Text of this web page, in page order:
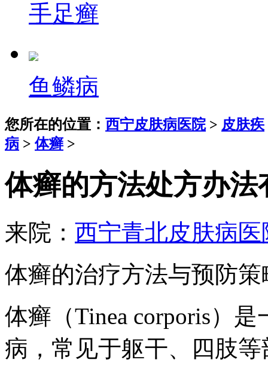
手足癣
鱼鳞病
您所在的位置： 西宁皮肤病医院> 皮肤疾
病 >体癣 >
体癣的方法处方办法
来院： 西宁青北皮肤病医
体癣的治疗方法与预防策
体癣（Tinea corporis）
病，常见于躯干、四肢